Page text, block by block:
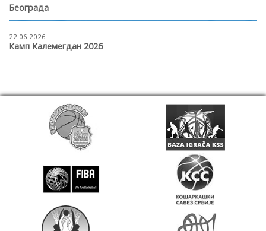
Београда
22.06.2026
Камп Калемегдан 2026